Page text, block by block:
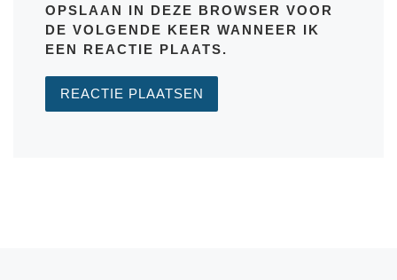
OPSLAAN IN DEZE BROWSER VOOR
DE VOLGENDE KEER WANNEER IK
EEN REACTIE PLAATS.